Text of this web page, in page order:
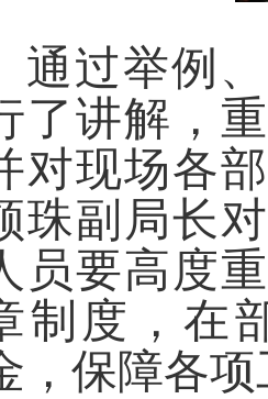
通过举例
了讲解，
对现场各
珠副局长
员要高度
制度，在
，保障各